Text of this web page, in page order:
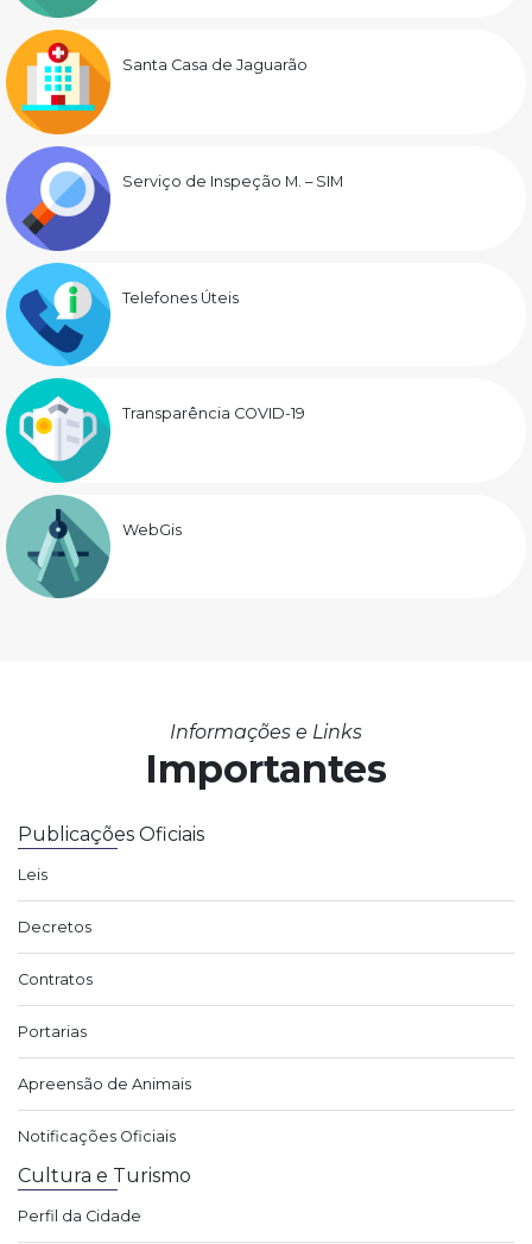
Santa Casa de Jaguarão
Serviço de Inspeção M. – SIM
Telefones Úteis
Transparência COVID-19
WebGis
Informações e Links
Importantes
Publicações Oficiais
Leis
Decretos
Contratos
Portarias
Apreensão de Animais
Notificações Oficiais
Cultura e Turismo
Perfil da Cidade